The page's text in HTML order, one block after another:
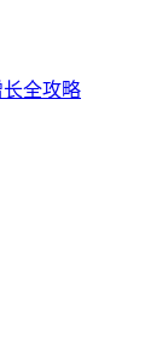
全攻略